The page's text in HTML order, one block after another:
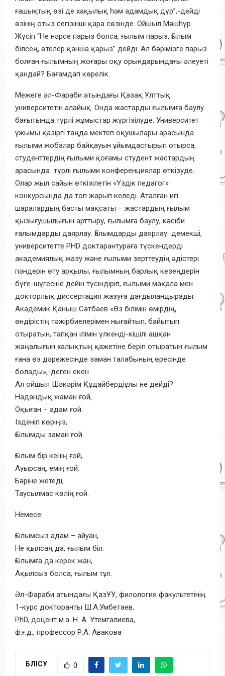
ғашықтық өзі де хақылық һәм адамдық дүр”,-дейді
өзінің отыз сегізінші қара сөзінде. Ойшыл Мәшһүр
Жүсіп “Не нәрсе парыз болса, ғылым парыз, Ғылым
білсең, өтелер қанша қарыз” дейді. Ал бәрімізге парыз
болған ғылымның жоғары оқу орындарындағы әлеуеті
қандай? Бағамдап көрелік.
Межеге әл-Фараби атындағы Қазақ Ұлттық
университетін алайық. Онда жастарды ғылымға баулу
бағытында түрлі жұмыстар жүргізілуде. Университет
ұжымы қазіргі таңда мектеп оқушылары арасында
ғылыми жобалар байқауын ұйымдастырып отырса,
студенттердің ғылыми қоғамы студент жастардың
арасында түрлі ғылыми конференциялар өткізуде.
Олар жыл сайын өткізілетін «Үздік педагог»
конкурсында да топ жарып келеді. Аталған игі
шаралардың басты мақсаты – жастардың ғылым
қызығушылығын арттыру, ғылымға баулу, кәсіби
ғалымдарды даярлау. Ғалымдарды даярлау демекші,
университетте PHD доктарантураға түскендерді
академиялық жазу және ғылыми зерттеудің әдістері
пәндерін өту арқылы, ғылымның барлық кезеңдерін
бүге-шүгесіне дейін түсіндіріп, ғылыми мақала мен
докторлық диссертация жазуға дағдыландырады.
Академик Қаныш Сәтбаев «Өз білімін өмірдің,
өндірістің тәжірбиелерімен нығайтып, байытып
отыратын, тапқан ілімін үлкенді-кішілі ашқан
жаңалығын халықтың қажетіне беріп отыратын ғылым
ғана өз дәрежесінде заман талабының өресінде
болады»,-деген екен.
Ал ойшыл Шәкәрім Құдайбердіұлы не дейді?
Надандық жаман ғой,
Оқыған – адам ғой.
Ізденіп көріңіз,
Ғылымды заман ғой.
Ғылым бір кенің ғой,
Ауырсаң, емің ғой.
Бәріне жетеді,
Таусылмас көлің ғой.
Немесе:
Ғылымсыз адам – айуан,
Не қылсаң да, ғылым бiл.
Ғылымға да керек жан,
Ақылсыз болса, ғылым тұл.
Әл-Фараби атындағы ҚазҰУ, филология факультетінің
1-курс докторанты Ш.А.Умбетаев,
PhD, доцент м.а. Н. А. Утемгалиева,
ф.ғ.д., профессор Р.А. Авакова
БӨЛІСУ 0